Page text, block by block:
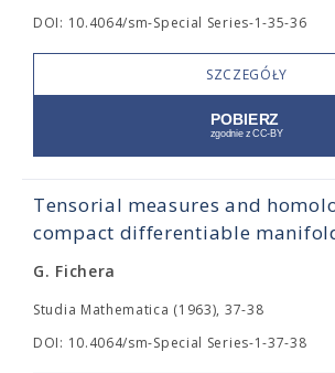
DOI: 10.4064/sm-Special Series-1-35-36
SZCZEGÓŁY
Tensorial measures and
compact differentiable
G. Fichera
Studia Mathematica (1963), 37-38
DOI: 10.4064/sm-Special Series-1-37-38